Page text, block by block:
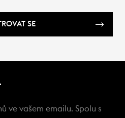
SE
ve vašem emailu. Spolu s